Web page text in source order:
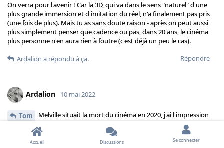
On verra pour l'avenir ! Car la 3D, qui va dans le sens "naturel" d'une
plus grande immersion et d'imitation du réel, n'a finalement pas pris
(une fois de plus). Mais tu as sans doute raison - après on peut aussi
plus simplement penser que cadence ou pas, dans 20 ans, le cinéma
plus personne n'en aura rien à foutre (c'est déjà un peu le cas).
Répondre
Ardalion a répondu à ça.
Ardalion 10 mai 2022
Tom
Melville situait la mort du cinéma en 2020, j'ai l'impression
que tu lui emboîtes le pas. En comprenant, je pense, ce qu'il a voulu
exprimer, j'ai tendance à voir le cinéma comme un art mouvant,
comme un ensemble de morts et de renaissances. Quelque chose est
Accueil Discussions Se connecter